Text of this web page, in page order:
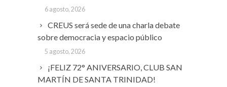
6 agosto, 2026
CREUS será sede de una charla debate
sobre democracia y espacio público
5 agosto, 2026
¡FELIZ 72° ANIVERSARIO, CLUB SAN
MARTÍN DE SANTA TRINIDAD!